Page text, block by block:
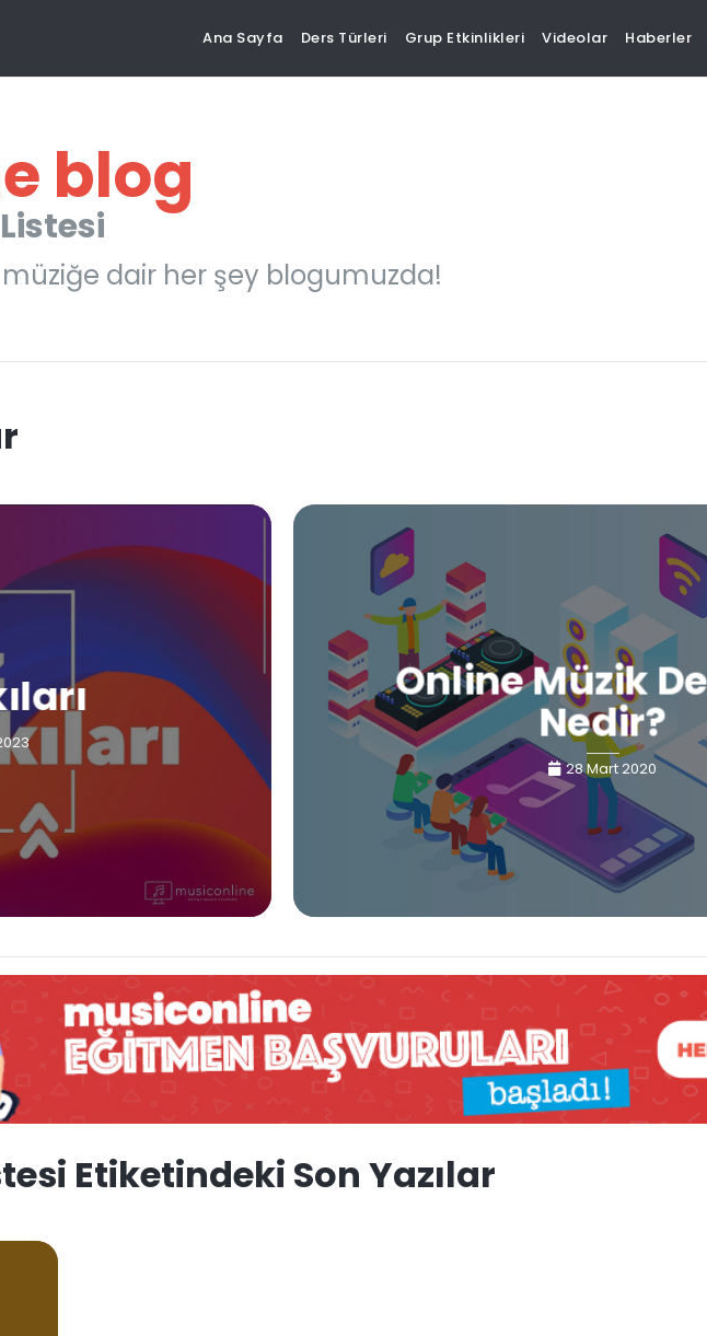
Ana Sayfa Ders Türleri Grup Etkinlikleri Videolar Haberler
blog
dair her şey blogumuzda!
Online Müzik
Nedir?
28 Mart 2020
Etiketindeki Son Yazılar